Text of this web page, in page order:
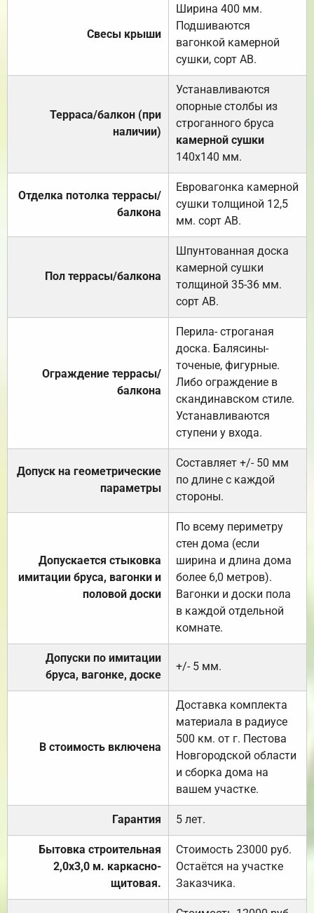
Свесы крыши
Ширина 400 мм.
Подшиваются
вагонкой камерной
сушки, сорт АВ.
Терраса/балкон (при
наличии)
Устанавливаются
опорные столбы из
строганного бруса
камерной сушки
140х140 мм.
Отделка потолка террасы/
балкона
Евровагонка камерной
сушки толщиной 12,5
мм. сорт АВ.
Пол террасы/балкона
Шпунтованная доска
камерной сушки
толщиной 35-36 мм.
сорт АВ.
Ограждение террасы/
балкона
Перила- строганая
доска. Балясины-
точеные, фигурные.
Либо ограждение в
скандинавском стиле.
Устанавливаются
ступени у входа.
Допуск на геометрические
параметры
Составляет +/- 50 мм
по длине с каждой
стороны.
Допускается стыковка
имитации бруса, вагонки и
половой доски
По всему периметру
стен дома (если
ширина и длина дома
более 6,0 метров).
Вагонки и доски пола
в каждой отдельной
комнате.
Допуски по имитации
бруса, вагонке, доске
+/- 5 мм.
В стоимость включена
Доставка комплекта
материала в радиусе
500 км. от г. Пестова
Новгородской области
и сборка дома на
вашем участке.
Гарантия 5 лет.
Бытовка строительная
2,0х3,0 м. каркасно-
щитовая.
Стоимость 23000 руб.
Остаётся на участке
Заказчика.